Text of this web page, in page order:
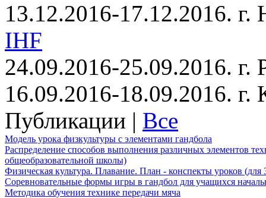
13.12.2016-17.12.2016.
IHF
24.09.2016-25.09.2016. г.
16.09.2016-18.09.2016.
Публикации | Все
Модель урока физкультуры с элементами гандбола
Распределение способов выполнения различных элементов
общеобразовательной школы)
Физическая культура. Плавание. План - конспекты уроков (для
Соревновательные формы игры в гандбол для учащихся
Методика обучения технике передачи мяча